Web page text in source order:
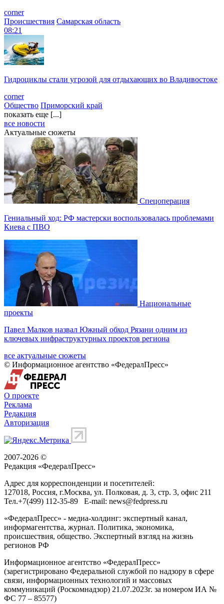
corner
Происшествия Самарская область
08:21
Гидроциклы стали угрозой для отдыхающих во Владивостоке
corner
Общество Приморский край
показать еще [...]
все новости
Актуальные сюжеты
Спецоперация
Гениальный ход: РФ мастерски воспользовалась проблемами
Киева с ПВО
Национальные
проекты
Павел Малков назвал Южный обход Рязани одним из
ключевых инфраструктурных проектов региона
все актуальные сюжеты
© Информационное агентство «ФедералПресс»
О проекте
Реклама
Редакция
Авторизация
2007-2026 ©
Редакция «ФедералПресс»
Адрес для корреспонденции и посетителей:
127018, Россия, г.Москва, ул. Полковая, д. 3, стр. 3, офис 211
Тел.+7(499) 112-35-89 E-mail: news@fedpress.ru
«ФедералПресс» - медиа-холдинг: экспертный канал,
информагентства, журнал. Политика, экономика,
происшествия, общество. Экспертный взгляд на жизнь
регионов РФ
Информационное агентство «ФедералПресс»
(зарегистрировано Федеральной службой по надзору в сфере
связи, информационных технологий и массовых
коммуникаций (Роскомнадзор) 21.07.2023г. за номером ИА №
ФС 77 – 85577)